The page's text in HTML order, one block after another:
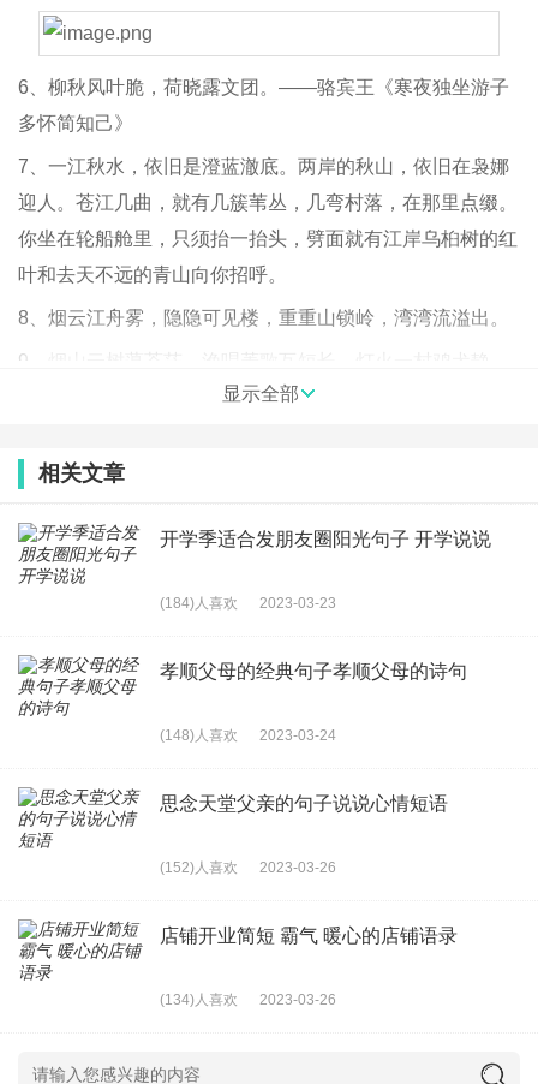
6、柳秋风叶脆，荷晓露文团。——骆宾王《寒夜独坐游子
多怀简知己》
7、一江秋水，依旧是澄蓝澈底。两岸的秋山，依旧在袅娜
迎人。苍江几曲，就有几簇苇丛，几弯村落，在那里点缀。
你坐在轮船舱里，只须抬一抬头，劈面就有江岸乌桕树的红
叶和去天不远的青山向你招呼。
8、烟云江舟雾，隐隐可见楼，重重山锁岭，湾湾流溢出。
9、烟山云树蔼苍茫，渔唱菱歌互短长。灯火一村鸡犬静，
行过松阴懒着鞭。
11、莫笑农家腊酒浑，丰年留客足鸡豚。山重水复疑无路，
柳暗花明又一村。——陆游《游山西村》
12、千千石楠树，万万女贞林。山山白鹭满，涧涧白猿吟。
13、雨过石生五色，云度山余数层。时有炊烟出树，中多处
士高僧。
无限的创作灵感。
15、树才发叶初开冻，楼阁仙居最上层。不借初桃闲点缀，
春山早见气如蒸。
16、莫听穿林打叶声，何妨吟啸且徐行。——苏轼《定风波
•三月七日》
17、春草明年绿，王孙归不归？——白居易《赋得古原草送
18、不知香积寺，数里入云峰。古木无人径，深山何处钟。
显示全部
相关文章
开学季适合发朋友圈阳光句子 开学说说
(184)人喜欢 2023-03-23
孝顺父母的经典句子孝顺父母的诗句
(148)人喜欢 2023-03-24
思念天堂父亲的句子说说心情短语
(152)人喜欢 2023-03-26
店铺开业简短 霸气 暖心的店铺语录
(134)人喜欢 2023-03-26